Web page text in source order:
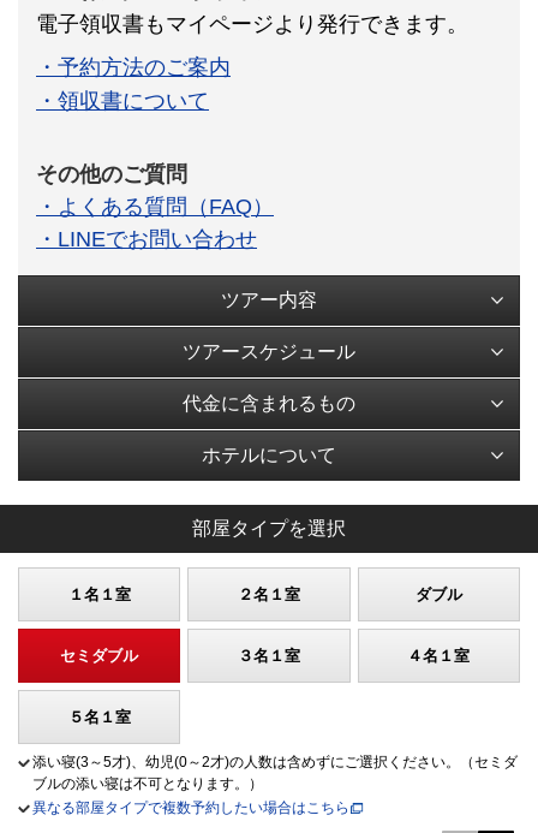
電子領収書もマイページより発行できます。
・予約方法のご案内
・領収書について
その他のご質問
・よくある質問（FAQ）
・LINEでお問い合わせ
ツアー内容
ツアースケジュール
代金に含まれるもの
ホテルについて
部屋タイプを選択
１名１室 ２名１室 ダブル
セミダブル ３名１室 ４名１室
５名１室
添い寝(3～5才)、幼児(0～2才)の人数は含めずにご選択ください。（セミダ
ブルの添い寝は不可となります。）
異なる部屋タイプで複数予約したい場合はこちら